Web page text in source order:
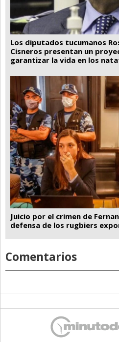
Los diputados tucumanos
Cisneros presentan un
garantizar la vida en los
Juicio por el crimen de
defensa de los rugbiers
Comentarios